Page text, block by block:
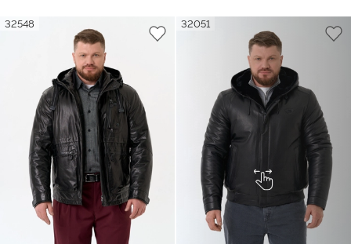
32548 32051